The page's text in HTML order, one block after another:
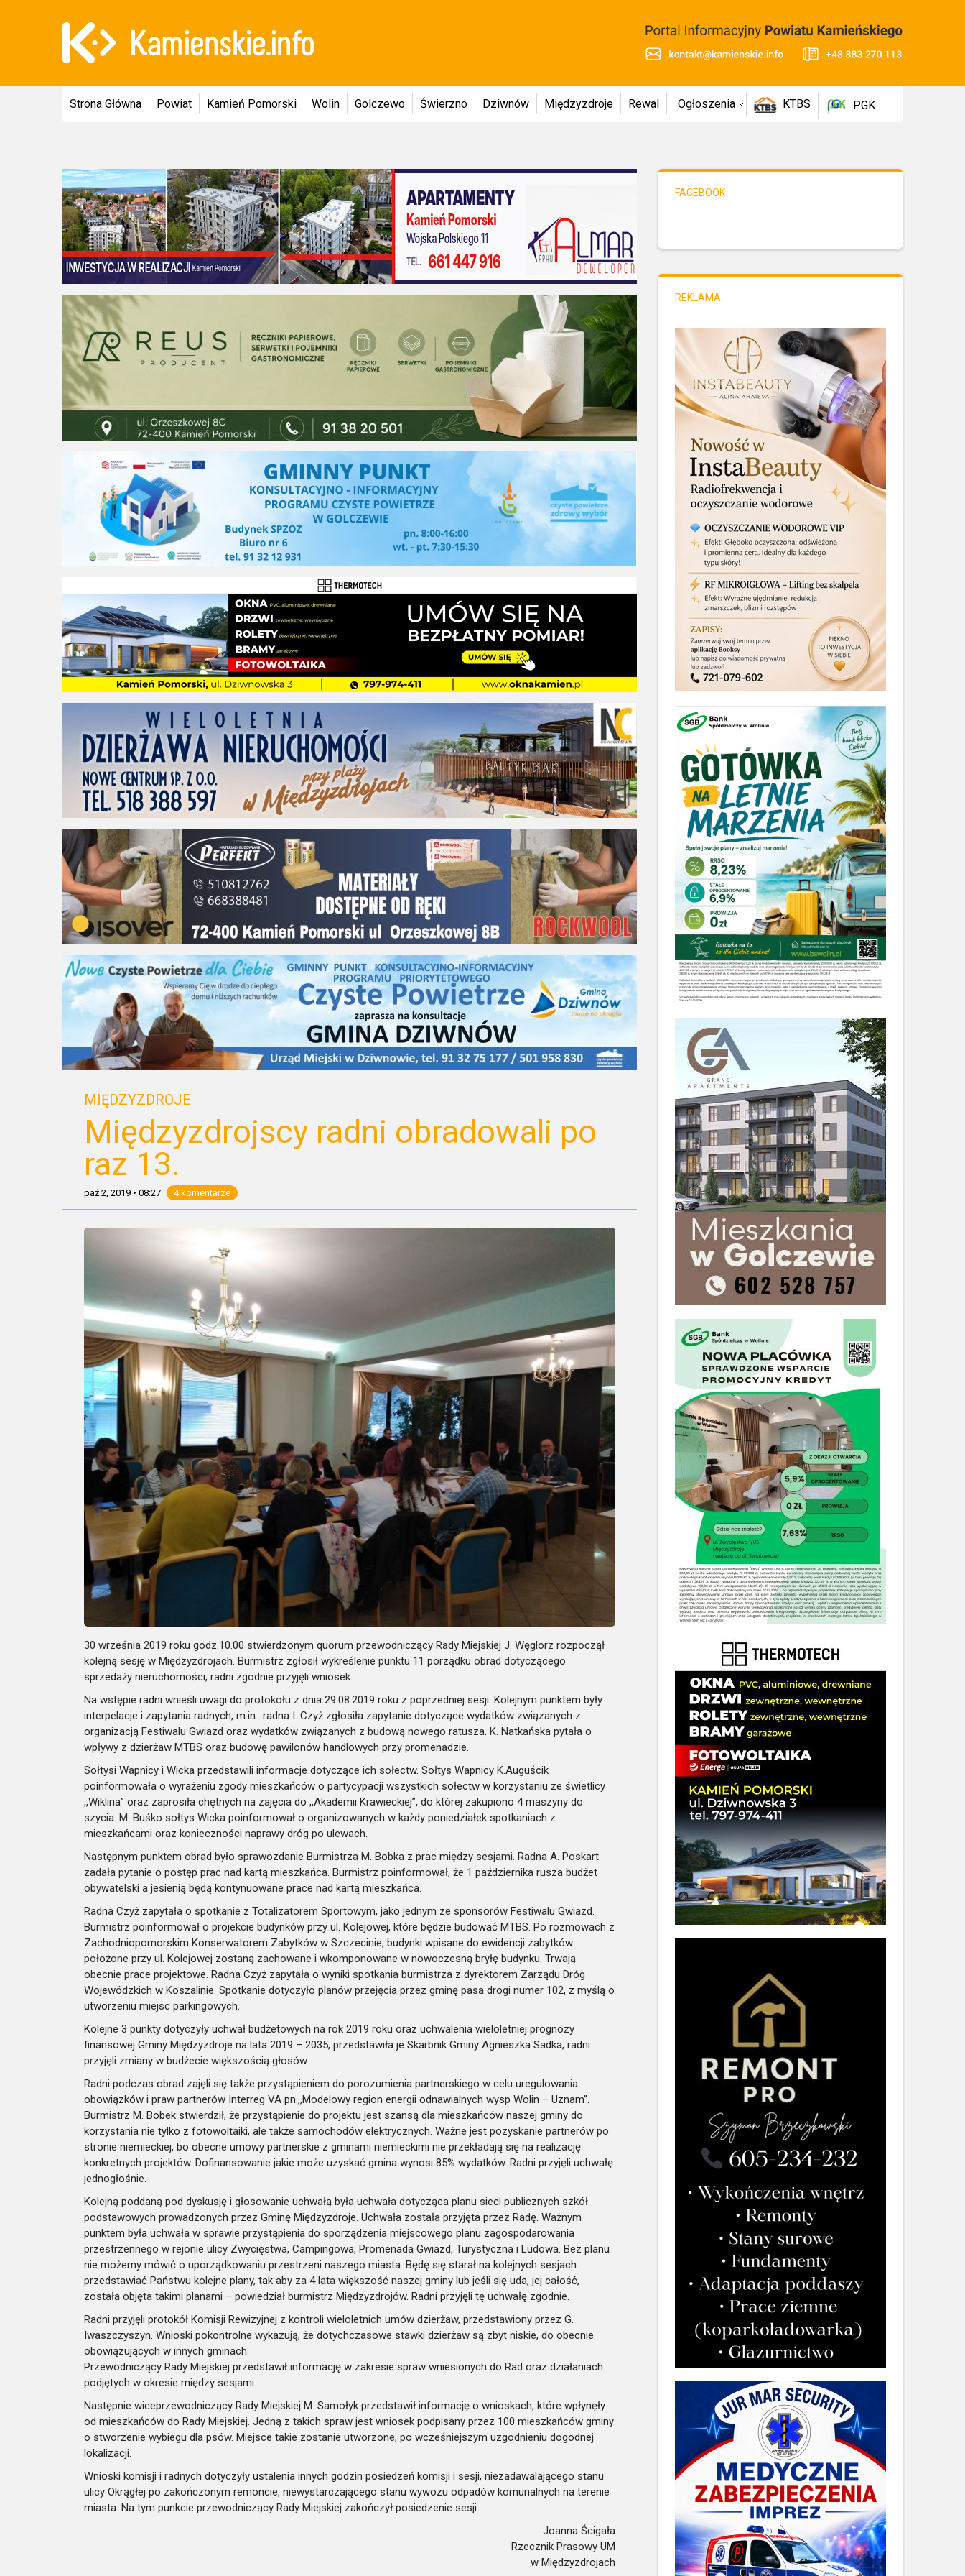
Strona Główna Powiat Kamień Pomorski Wolin Golczewo Świerzno Dziwnów Międzyzdroje Rewal Ogłoszenia KTBS PGK
MIĘDZYZDROJE
Międzyzdrojscy radni obradowali po
raz 13.
paź 2, 2019 • 08:27 4 komentarze
30 września 2019 roku godz.10.00 stwierdzonym quorum przewodniczący Rady Miejskiej J. Węglorz rozpoczął
kolejną sesję w Międzyzdrojach. Burmistrz zgłosił wykreślenie punktu 11 porządku obrad dotyczącego
sprzedaży nieruchomości, radni zgodnie przyjęli wniosek.
Na wstępie radni wnieśli uwagi do protokołu z dnia 29.08.2019 roku z poprzedniej sesji. Kolejnym punktem były
interpelacje i zapytania radnych, m.in.: radna I. Czyż zgłosiła zapytanie dotyczące wydatków związanych z
organizacją Festiwalu Gwiazd oraz wydatków związanych z budową nowego ratusza. K. Natkańska pytała o
wpływy z dzierżaw MTBS oraz budowę pawilonów handlowych przy promenadzie.
Sołtysi Wapnicy i Wicka przedstawili informacje dotyczące ich sołectw. Sołtys Wapnicy K.Auguścik
poinformowała o wyrażeniu zgody mieszkańców o partycypacji wszystkich sołectw w korzystaniu ze świetlicy
,,Wiklina” oraz zaprosiła chętnych na zajęcia do ,,Akademii Krawieckiej”, do której zakupiono 4 maszyny do
szycia. M. Buśko sołtys Wicka poinformował o organizowanych w każdy poniedziałek spotkaniach z
mieszkańcami oraz konieczności naprawy dróg po ulewach.
Następnym punktem obrad było sprawozdanie Burmistrza M. Bobka z prac między sesjami. Radna A. Poskart
zadała pytanie o postęp prac nad kartą mieszkańca. Burmistrz poinformował, że 1 października rusza budżet
obywatelski a jesienią będą kontynuowane prace nad kartą mieszkańca.
Radna Czyż zapytała o spotkanie z Totalizatorem Sportowym, jako jednym ze sponsorów Festiwalu Gwiazd.
Burmistrz poinformował o projekcie budynków przy ul. Kolejowej, które będzie budować MTBS. Po rozmowach z
Zachodniopomorskim Konserwatorem Zabytków w Szczecinie, budynki wpisane do ewidencji zabytków
położone przy ul. Kolejowej zostaną zachowane i wkomponowane w nowoczesną bryłę budynku. Trwają
obecnie prace projektowe. Radna Czyż zapytała o wyniki spotkania burmistrza z dyrektorem Zarządu Dróg
Wojewódzkich w Koszalinie. Spotkanie dotyczyło planów przejęcia przez gminę pasa drogi numer 102, z myślą o
utworzeniu miejsc parkingowych.
Kolejne 3 punkty dotyczyły uchwał budżetowych na rok 2019 roku oraz uchwalenia wieloletniej prognozy
finansowej Gminy Międzyzdroje na lata 2019 – 2035, przedstawiła je Skarbnik Gminy Agnieszka Sadka, radni
przyjęli zmiany w budżecie większością głosów.
Radni podczas obrad zajęli się także przystąpieniem do porozumienia partnerskiego w celu uregulowania
obowiązków i praw partnerów Interreg VA pn.,,Modelowy region energii odnawialnych wysp Wolin – Uznam”.
Burmistrz M. Bobek stwierdził, że przystąpienie do projektu jest szansą dla mieszkańców naszej gminy do
korzystania nie tylko z fotowoltaiki, ale także samochodów elektrycznych. Ważne jest pozyskanie partnerów po
stronie niemieckiej, bo obecne umowy partnerskie z gminami niemieckimi nie przekładają się na realizację
konkretnych projektów. Dofinansowanie jakie może uzyskać gmina wynosi 85% wydatków. Radni przyjęli uchwałę
jednogłośnie.
Kolejną poddaną pod dyskusję i głosowanie uchwałą była uchwała dotycząca planu sieci publicznych szkół
podstawowych prowadzonych przez Gminę Międzyzdroje. Uchwała została przyjęta przez Radę. Ważnym
punktem była uchwała w sprawie przystąpienia do sporządzenia miejscowego planu zagospodarowania
przestrzennego w rejonie ulicy Zwycięstwa, Campingowa, Promenada Gwiazd, Turystyczna i Ludowa. Bez planu
nie możemy mówić o uporządkowaniu przestrzeni naszego miasta. Będę się starał na kolejnych sesjach
przedstawiać Państwu kolejne plany, tak aby za 4 lata większość naszej gminy lub jeśli się uda, jej całość,
została objęta takimi planami – powiedział burmistrz Międzyzdrojów. Radni przyjęli tę uchwałę zgodnie.
Radni przyjęli protokół Komisji Rewizyjnej z kontroli wieloletnich umów dzierżaw, przedstawiony przez G.
Iwaszczyszyn. Wnioski pokontrolne wykazują, że dotychczasowe stawki dzierżaw są zbyt niskie, do obecnie
obowiązujących w innych gminach.
Przewodniczący Rady Miejskiej przedstawił informację w zakresie spraw wniesionych do Rad oraz działaniach
podjętych w okresie między sesjami.
Następnie wiceprzewodniczący Rady Miejskiej M. Samołyk przedstawił informację o wnioskach, które wpłynęły
od mieszkańców do Rady Miejskiej. Jedną z takich spraw jest wniosek podpisany przez 100 mieszkańców gminy
o stworzenie wybiegu dla psów. Miejsce takie zostanie utworzone, po wcześniejszym uzgodnieniu dogodnej
lokalizacji.
Wnioski komisji i radnych dotyczyły ustalenia innych godzin posiedzeń komisji i sesji, niezadawalającego stanu
ulicy Okrągłej po zakończonym remoncie, niewystarczającego stanu wywozu odpadów komunalnych na terenie
miasta. Na tym punkcie przewodniczący Rady Miejskiej zakończył posiedzenie sesji.
Joanna Ścigała
Rzecznik Prasowy UM
w Międzyzdrojach
FACEBOOK
REKLAMA